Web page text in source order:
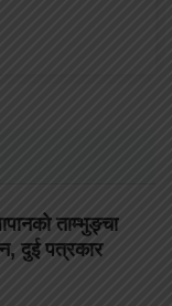
ताम्भुङ्चा
दुई पत्रकार